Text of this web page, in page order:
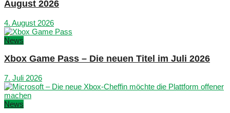
August 2026
4. August 2026
News
Xbox Game Pass – Die neuen Titel im Juli 2026
7. Juli 2026
News